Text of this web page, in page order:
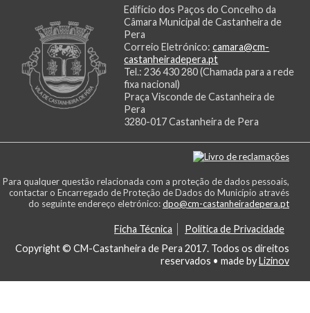
Edifício dos Paços do Concelho da
Câmara Municipal de Castanheira de
Pera
Correio Eletrónico:camara@cm-
castanheiradepera.pt
Tel.: 236 430 280 (Chamada para a rede
fixa nacional)
Praça Visconde de Castanheira de
Pera
3280-017 Castanheira de Pera
Para qualquer questão relacionada com a proteção de dados pessoais,
contactar o Encarregado de Proteção de Dados do Município através
do seguinte endereço eletrónico:dpo@cm-castanheiradepera.pt
Ficha Técnica
Política de Privacidade
Copyright © CM-Castanheira de Pera 2017. Todos os direitos
reservados • made byLizinov